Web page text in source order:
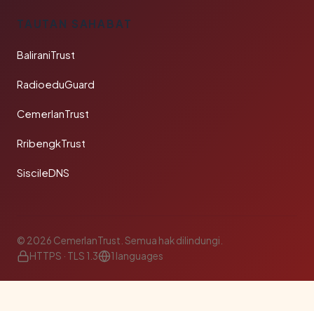
TAUTAN SAHABAT
BaliraniTrust
RadioeduGuard
CemerlanTrust
RribengkTrust
SiscileDNS
© 2026 CemerlanTrust. Semua hak dilindungi.
HTTPS · TLS 1.3
1 languages